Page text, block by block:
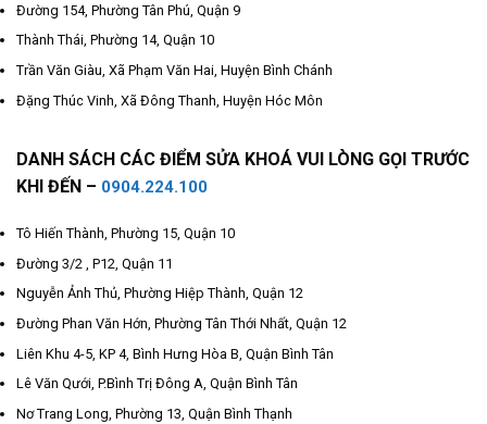
Đường 154, Phường Tân Phú, Quận 9
Thành Thái, Phường 14, Quận 10
Trần Văn Giàu, Xã Phạm Văn Hai, Huyện Bình Chánh
Đặng Thúc Vinh, Xã Đông Thanh, Huyện Hóc Môn
DANH SÁCH CÁC ĐIỂM SỬA KHOÁ VUI LÒNG GỌI TRƯỚC
KHI ĐẾN – 0904.224.100
Tô Hiến Thành, Phường 15, Quận 10
Đường 3/2 , P12, Quận 11
Nguyễn Ảnh Thủ, Phường Hiệp Thành, Quận 12
Đường Phan Văn Hớn, Phường Tân Thới Nhất, Quận 12
Liên Khu 4-5, KP 4, Bình Hưng Hòa B, Quận Bình Tân
Lê Văn Qưới, P.Bình Trị Đông A, Quận Bình Tân
Nơ Trang Long, Phường 13, Quận Bình Thạnh